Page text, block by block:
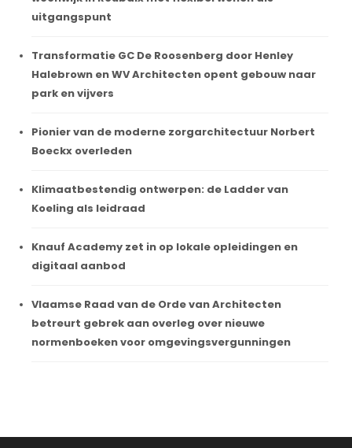
uitgangspunt
Transformatie GC De Roosenberg door Henley
Halebrown en WV Architecten opent gebouw naar
park en vijvers
Pionier van de moderne zorgarchitectuur Norbert
Boeckx overleden
Klimaatbestendig ontwerpen: de Ladder van
Koeling als leidraad
Knauf Academy zet in op lokale opleidingen en
digitaal aanbod
Vlaamse Raad van de Orde van Architecten
betreurt gebrek aan overleg over nieuwe
normenboeken voor omgevingsvergunningen